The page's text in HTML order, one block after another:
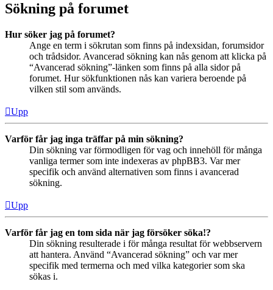
Sökning på forumet
Hur söker jag på forumet?
Ange en term i sökrutan som finns på indexsidan, forumsidor
och trådsidor. Avancerad sökning kan nås genom att klicka på
“Avancerad sökning”-länken som finns på alla sidor på
forumet. Hur sökfunktionen nås kan variera beroende på
vilken stil som används.
Upp
Varför får jag inga träffar på min sökning?
Din sökning var förmodligen för vag och innehöll för många
vanliga termer som inte indexeras av phpBB3. Var mer
specifik och använd alternativen som finns i avancerad
sökning.
Upp
Varför får jag en tom sida när jag försöker söka!?
Din sökning resulterade i för många resultat för webbservern
att hantera. Använd “Avancerad sökning” och var mer
specifik med termerna och med vilka kategorier som ska
sökas i.